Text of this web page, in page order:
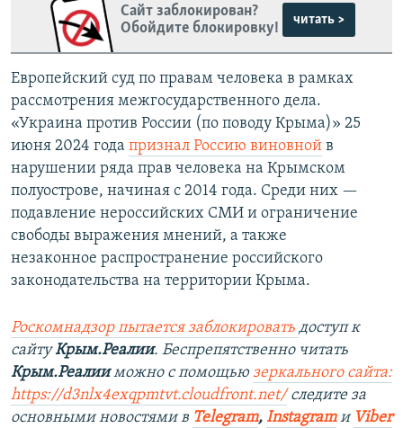
Сайт заблокирован?
Обойдите блокировку!
читать >
Европейский суд по правам человека в рамках
рассмотрения межгосударственного дела.
«Украина против России (по поводу Крыма)» 25
июня 2024 года признал Россию виновной в
нарушении ряда прав человека на Крымском
полуострове, начиная с 2014 года. Среди них —
подавление нероссийских СМИ и ограничение
свободы выражения мнений, а также
незаконное распространение российского
законодательства на территории Крыма.
Роскомнадзор пытается заблокировать доступ к
сайтуКрым.Реалии. Беспрепятственно читать
Крым.Реалииможно с помощью зеркального сайта:
https://d3nlx4exqpmtvt.cloudfront.net/следите за
основными новостями в Telegram, Instagramи Viber